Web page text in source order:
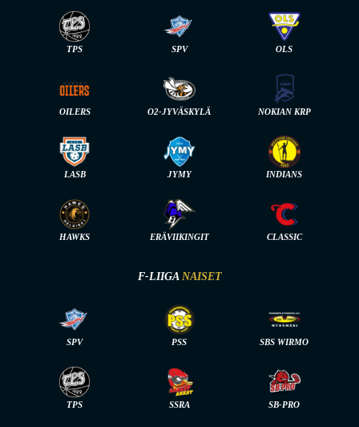
TPS SPV OLS
OILERS O2-JYVÄSKYLÄ NOKIAN KRP
LASB JYMY INDIANS
HAWKS ERÄVIIKINGIT CLASSIC
F-LIIGA NAISET
SPV PSS SBS WIRMO
TPS SSRA SB-PRO